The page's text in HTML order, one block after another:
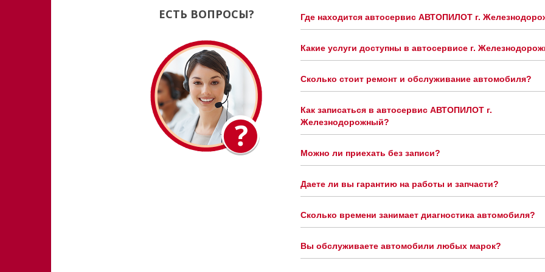
ЕСТЬ ВОПРОСЫ? Где находится автосервис АВТОПИЛОТ г.
Какие услуги доступны в автосервисе г.
Сколько стоит ремонт и обслуживание автомобиля?
Как записаться в автосервис АВТОПИЛОТ г.
Железнодорожный?
Можно ли приехать без записи?
Даете ли вы гарантию на работы и запчасти?
Сколько времени занимает диагностика автомобиля?
Вы обслуживаете автомобили любых марок?